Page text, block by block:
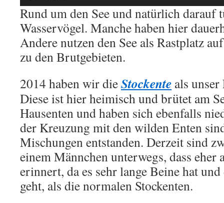
Rund um den See und natürlich darauf
Wasservögel. Manche haben hier
Andere nutzen den See als Rastplatz
zu den Brutgebieten.
2014 haben wir dieStockente als
Diese ist hier heimisch und brütet am
Hausenten und haben sich ebenfalls
der Kreuzung mit den wilden Enten
Mischungen entstanden. Derzeit sind
einem Männchen unterwegs, dass eher
erinnert, da es sehr lange Beine hat
geht, als die normalen Stockenten.